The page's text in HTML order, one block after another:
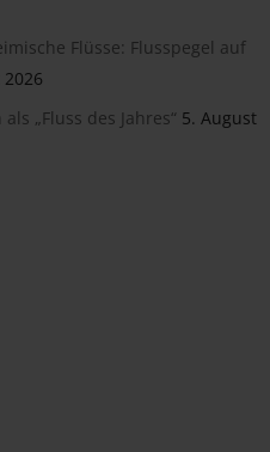
Flüsse: Flusspegel auf
„Fluss des Jahres“ 5. August